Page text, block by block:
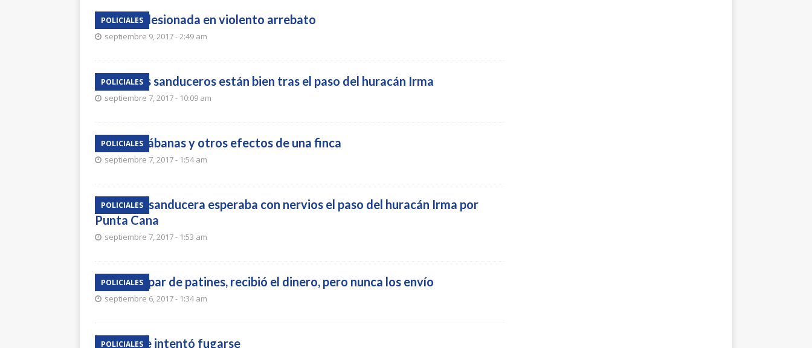
POLICIALES
Señora lesionada en violento arrebato
septiembre 9, 2017 - 2:49 am
POLICIALES
Turistas sanduceros están bien tras el paso del huracán Irma
septiembre 7, 2017 - 10:09 am
POLICIALES
Hurtó sábanas y otros efectos de una finca
septiembre 7, 2017 - 1:54 am
POLICIALES
Familia sanducera esperaba con nervios el paso del huracán Irma por
Punta Cana
septiembre 7, 2017 - 1:53 am
POLICIALES
Vendió par de patines, recibió el dinero, pero nunca los envío
septiembre 6, 2017 - 1:34 am
POLICIALES
Chocó e intentó fugarse